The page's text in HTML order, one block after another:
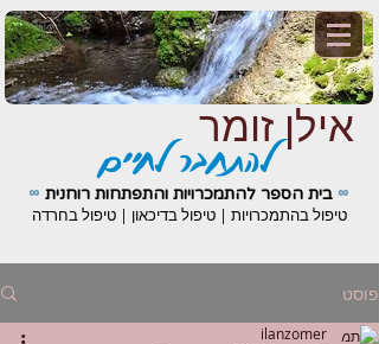
אילן זומר
להתחבר לחיים
∞ בית הספר להתמכרויות והתפתחות רוחנית ∞
טיפול בהתמכרויות | טיפול בדיכאון | טיפול בחרדה
פוסט
ilanzomer